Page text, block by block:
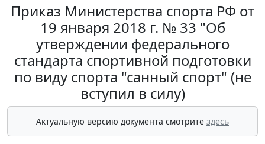
Приказ Министерства спорта РФ от
19 января 2018 г. № 33 "Об
утверждении федерального
стандарта спортивной подготовки
по виду спорта "санный спорт" (не
вступил в силу)
Актуальную версию документа смотрите здесь